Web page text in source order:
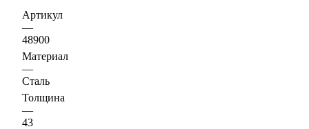
Артикул
—
48900
Материал
—
Сталь
Толщина
—
43